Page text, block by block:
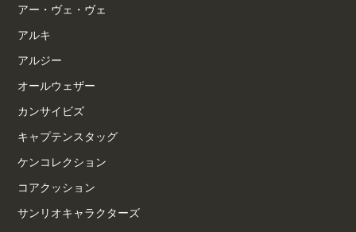
アー・ヴェ・ヴェ
アルキ
アルジー
オールウェザー
カンサイビズ
キャプテンスタッグ
ケンコレクション
コアクッション
サンリオキャラクターズ